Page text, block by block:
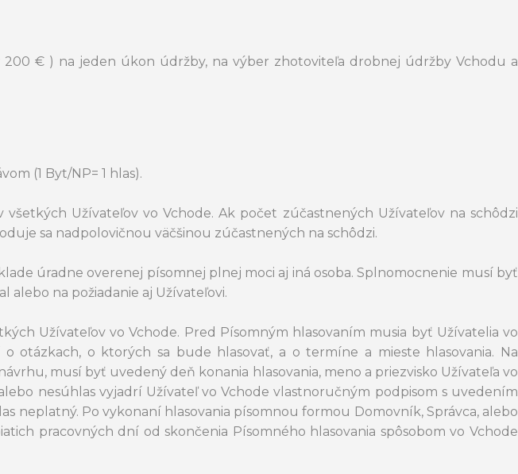
€ ) na jeden úkon údržby, na výber zhotoviteľa drobnej údržby Vchodu a
(1 Byt/NP= 1 hlas).
Užívateľov vo Vchode. Ak počet zúčastnených Užívateľov na schôdzi
sa nadpolovičnou väčšinou zúčastnených na schôdzi.
úradne overenej písomnej plnej moci aj iná osoba. Splnomocnenie musí byť
alebo na požiadanie aj Užívateľovi.
Užívateľov vo Vchode. Pred Písomným hlasovaním musia byť Užívatelia vo
otázkach, o ktorých sa bude hlasovať, a o termíne a mieste hlasovania. Na
musí byť uvedený deň konania hlasovania, meno a priezvisko Užívateľa vo
nesúhlas vyjadrí Užívateľ vo Vchode vlastnoručným podpisom s uvedením
neplatný. Po vykonaní hlasovania písomnou formou Domovník, Správca, alebo
pracovných dní od skončenia Písomného hlasovania spôsobom vo Vchode